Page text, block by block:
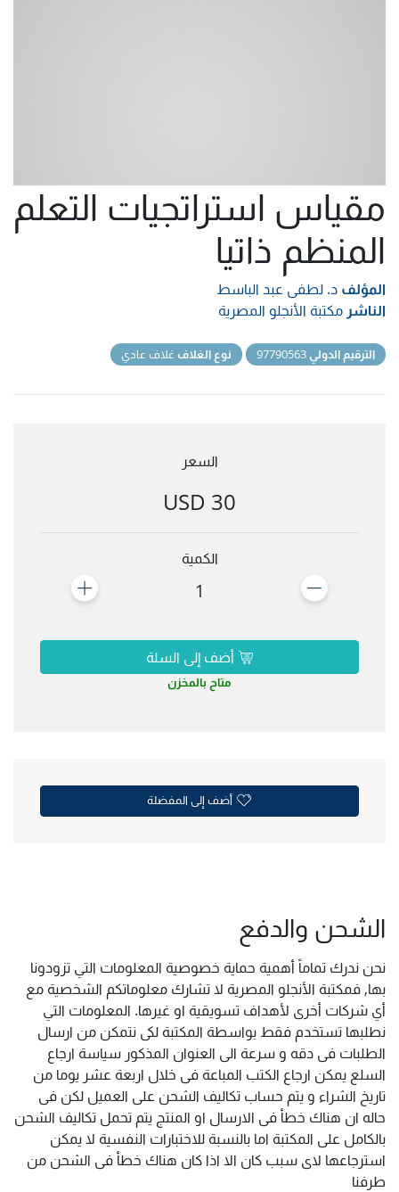
مقياس استراتجيات التعلم
المنظم ذاتيا
المؤلف د. لطفى عبد الباسط
الناشر مكتبة الأنجلو المصرية
الترقيم الدولي نوع الغلاف غلاف عادي
السعر
30 USD
الكمية
1
أضف إلى السلة
متاح بالمخزن
أضف إلى المفضلة
الشحن والدفع
نحن ندرك تماماً أهمية حماية خصوصية المعلومات التي تزودونا
بها, فمكتبة الأنجلو المصرية لا تشارك معلوماتكم الشخصية مع
أي شركات أخرى لأهداف تسويقية او غيرها. المعلومات التي
نطلبها تستخدم فقط بواسطة المكتبة لكى نتمكن من ارسال
الطلبات فى دقه و سرعة الى العنوان المذكور سياسة ارجاع
السلع يمكن ارجاع الكتب المباعة فى خلال اربعة عشر يوما من
تاريخ الشراء و يتم حساب تكاليف الشحن على العميل لكن فى
حاله ان هناك خطأ فى الارسال او المنتج يتم تحمل تكاليف الشحن
بالكامل على المكتبة اما بالنسبة للاختبارات النفسية لا يمكن
استرجاعها لاى سبب كان الا اذا كان هناك خطأ فى الشحن من
طرفنا